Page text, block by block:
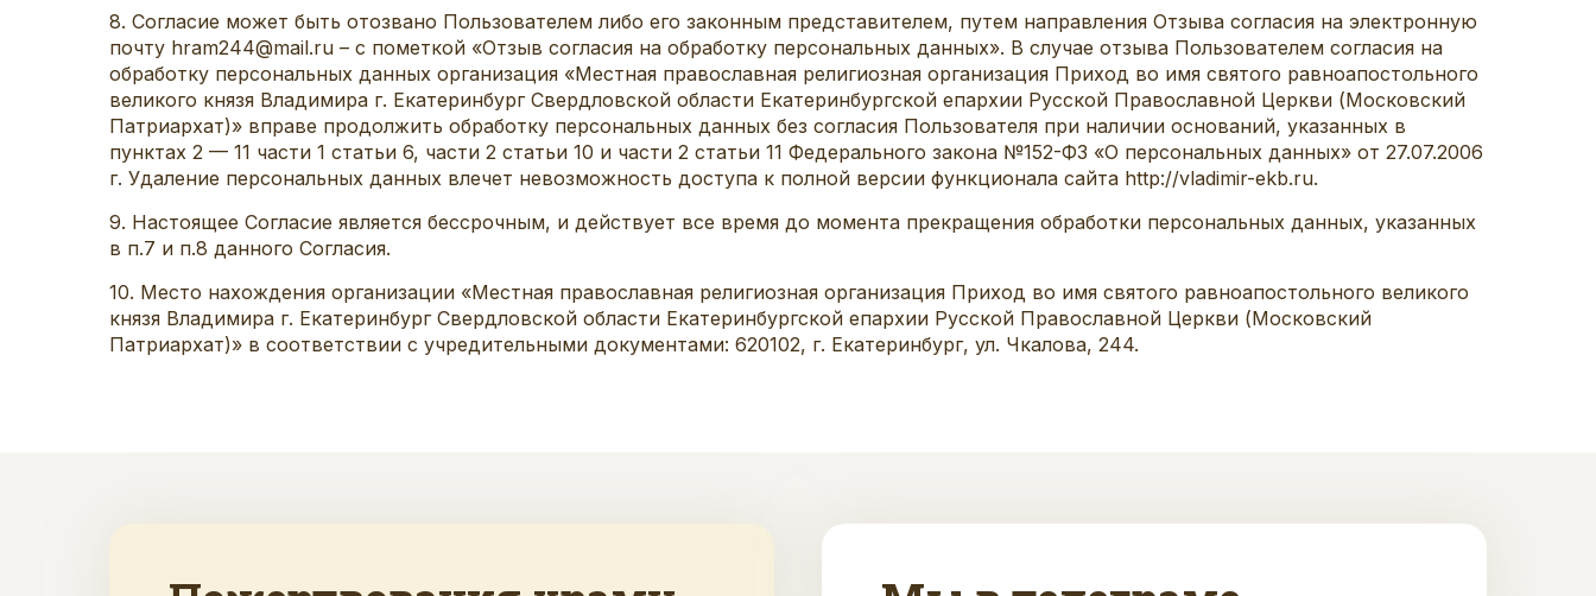
8. Согласие может быть отозвано Пользователем либо его законным представителем, путем направления Отзыва согласия на электронную
почту hram244@mail.ru – с пометкой «Отзыв согласия на обработку персональных данных». В случае отзыва Пользователем согласия на
обработку персональных данных организация «Местная православная религиозная организация Приход во имя святого равноапостольного
великого князя Владимира г. Екатеринбург Свердловской области Екатеринбургской епархии Русской Православной Церкви (Московский
Патриархат)» вправе продолжить обработку персональных данных без согласия Пользователя при наличии оснований, указанных в
пунктах 2 — 11 части 1 статьи 6, части 2 статьи 10 и части 2 статьи 11 Федерального закона №152-ФЗ «О персональных данных» от 27.07.2006
г. Удаление персональных данных влечет невозможность доступа к полной версии функционала сайта http://vladimir-ekb.ru.
9. Настоящее Согласие является бессрочным, и действует все время до момента прекращения обработки персональных данных, указанных
в п.7 и п.8 данного Согласия.
10. Место нахождения организации «Местная православная религиозная организация Приход во имя святого равноапостольного великого
князя Владимира г. Екатеринбург Свердловской области Екатеринбургской епархии Русской Православной Церкви (Московский
Патриархат)» в соответствии с учредительными документами: 620102, г. Екатеринбург, ул. Чкалова, 244.